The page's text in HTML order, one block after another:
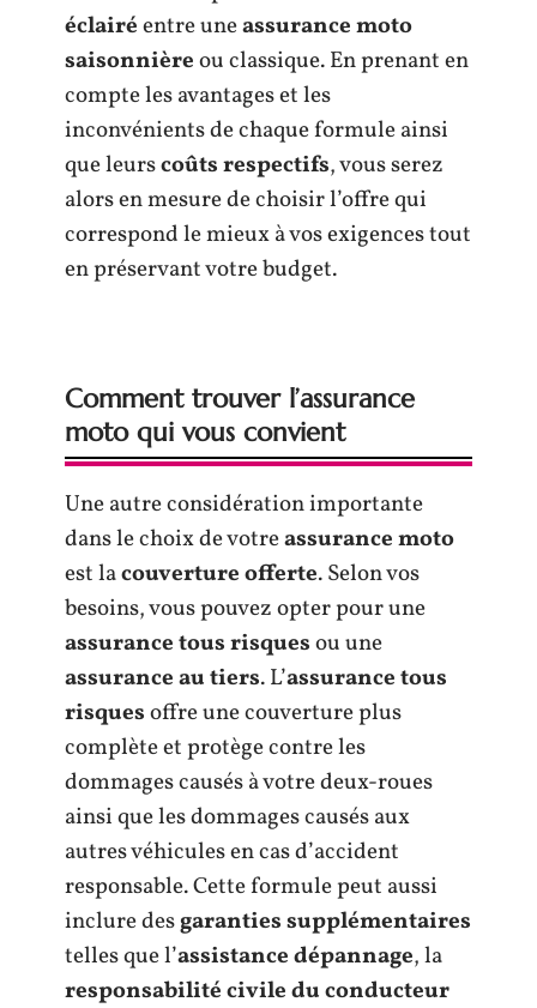
éclairéentre uneassurance moto
saisonnièreou classique. En prenant en
compte les avantages et les
inconvénients de chaque formule ainsi
que leurscoûts respectifs, vous serez
alors en mesure de choisir l’offre qui
correspond le mieux à vos exigences tout
en préservant votre budget.
Comment trouver l’assurance
moto qui vous convient
Une autre considération importante
dans le choix de votreassurance moto
est lacouverture offerte. Selon vos
besoins, vous pouvez opter pour une
assurance tous risquesou une
assurance au tiers. L’assurance tous
risquesoffre une couverture plus
complète et protège contre les
dommages causés à votre deux-roues
ainsi que les dommages causés aux
autres véhicules en cas d’accident
responsable. Cette formule peut aussi
inclure desgaranties supplémentaires
telles que l’assistance dépannage, la
responsabilité civile du conducteur